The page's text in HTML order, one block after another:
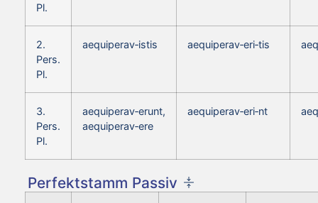
Pl.
2.
Pers.
Pl.
aequiperav‑istis aequiperav‑eri‑tis
3.
Pers.
Pl.
aequiperav‑erunt,
aequiperav‑ere
aequiperav‑eri‑nt
Perfektstamm Passiv